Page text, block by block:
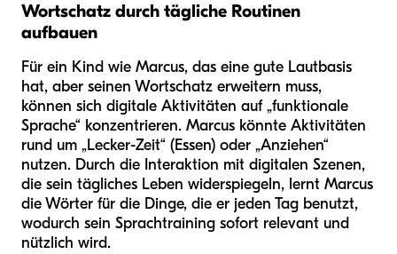
Wortschatz durch tägliche Routinen
aufbauen
Für ein Kind wie Marcus, das eine gute Lautbasis
hat, aber seinen Wortschatz erweitern muss,
können sich digitale Aktivitäten auf „funktionale
Sprache“ konzentrieren. Marcus könnte Aktivitäten
rund um „Lecker-Zeit“ (Essen) oder „Anziehen“
nutzen. Durch die Interaktion mit digitalen Szenen,
die sein tägliches Leben widerspiegeln, lernt Marcus
die Wörter für die Dinge, die er jeden Tag benutzt,
wodurch sein Sprachtraining sofort relevant und
nützlich wird.